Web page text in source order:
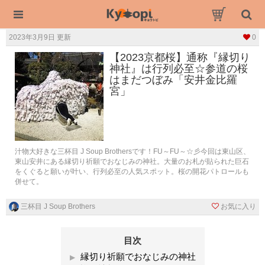
2023年3月9日 更新 0
【2023京都桜】通称『縁切り
神社』は行列必至☆参道の桜
はまだつぼみ「安井金比羅
宮」
汁物大好きな三杯目 J Soup Brothersです！FU～FU～☆彡今回は東山区、
東山安井にある縁切り祈願でおなじみの神社。大量のお札が貼られた巨石
をくぐると願いが叶い、行列必至の人気スポット。桜の開花パトロールも
併せて。
三杯目 J Soup Brothers お気に入り
目次
縁切り祈願でおなじみの神社